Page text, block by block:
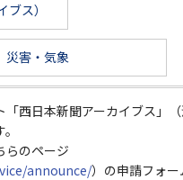
ス）
災害・気象
西日本新聞アーカイブス」
らのページ
announce/）の申請フォ